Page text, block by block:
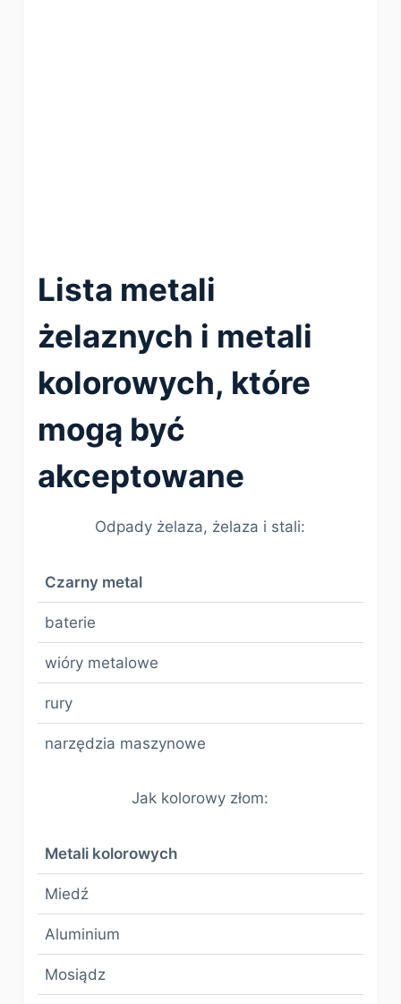
Lista metali
żelaznych i metali
kolorowych, które
mogą być
akceptowane
Odpady żelaza, żelaza i stali:
Czarny metal
baterie
wióry metalowe
rury
narzędzia maszynowe
Jak kolorowy złom:
Metali kolorowych
Miedź
Aluminium
Mosiądz